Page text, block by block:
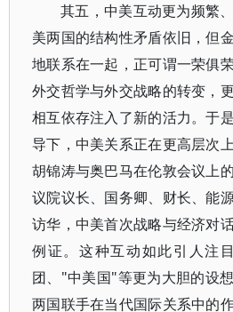
其五，中美互动更为频繁
美两国的结构性矛盾依旧，但
地联系在一起，正可谓一荣俱
外交哲学与外交战略的转变，
相互依存注入了新的活力。于
导下，中美关系正在更高层次
胡锦涛与奥巴马在伦敦会议上
议院议长、国务卿、财长、能
访华，中美首次战略与经济对
例证。这种互动如此引人注
团、"中美国"等更为大胆的设
两国联手在当代国际关系中的